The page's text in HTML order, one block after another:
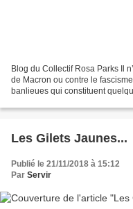
Blog du Collectif Rosa Parks Il
de Macron ou contre le
banlieues qui constituent
Les Gilets Jaunes...
Publié le 21/11/2018 à 15:12
Par Servir